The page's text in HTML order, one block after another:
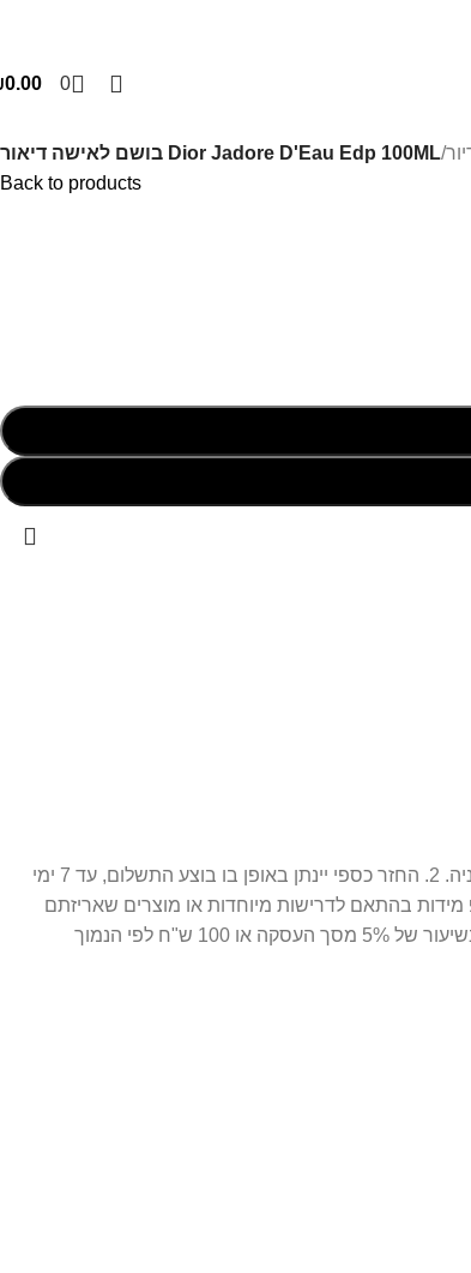
0
0.00
/Dior Jadore D'Eau Edp 100ML בושם לאישה דיאור
Back to products
1. ניתן לבצע החלפה / זיכוי עתידי 14 יום מתאריך הרכישה בלבד, כאשר המוצר חדש ובאריזתו המקורית ( מוצר סגור לחלוטין. ) בצירוף חשבונית הקניה. 2. החזר כספי יינתן באופן בו בוצע התשלום, עד 7 ימי
בהתאם לדרישות מיוחדות או מוצרים שאריזתם
נפתחה. 3. התמונות הינן להמחשה בלבד. 4. חברת פרפיום אונליין רשאית לגבות דמי ביטול עסקה במקרה של ביטול שלא עקב פגם או אי התאמה בשיעור של 5% מסך העסקה או 100 ש"ח לפי הנמוך